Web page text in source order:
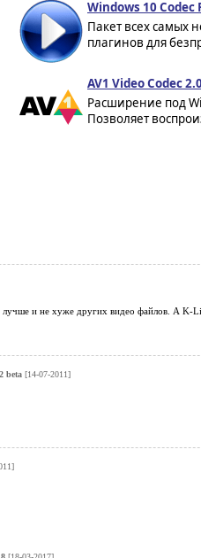
Windows 10 Codec
Пакет всех самых
плагинов для
AV1 Video Codec
Расширение под
Позволяет
и не хуже других видео файлов. А K-
beta[14-07-2011]